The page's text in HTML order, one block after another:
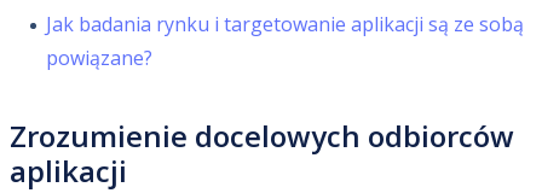
Jak badania rynku i targetowanie aplikacji są ze sobą
powiązane?
Zrozumienie docelowych odbiorców
aplikacji